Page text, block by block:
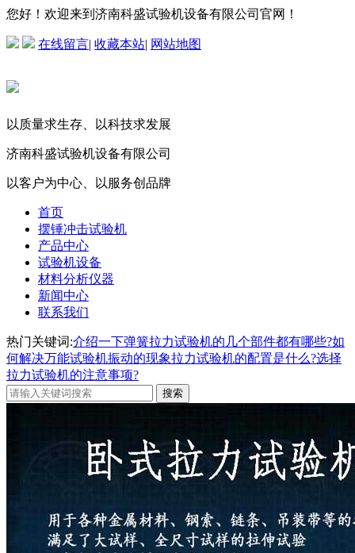
您好！欢迎来到济南科盛试验机设备有限公司官网！
在线留言| 收藏本站| 网站地图
以质量求生存、以科技求发展
济南科盛试验机设备有限公司
以客户为中心、以服务创品牌
首页
摆锤冲击试验机
产品中心
试验机设备
材料分析仪器
新闻中心
联系我们
热门关键词:介绍一下弹簧拉力试验机的几个部件都有哪些?如
何解决万能试验机振动的现象拉力试验机的配置是什么?选择
拉力试验机的注意事项?